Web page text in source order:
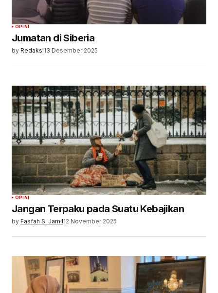
OPINI
Jumatan di Siberia
by Redaksi13 Desember 2025
OPINI
Jangan Terpaku pada Suatu Kebajikan
by Fasfah S. Jamil12 November 2025